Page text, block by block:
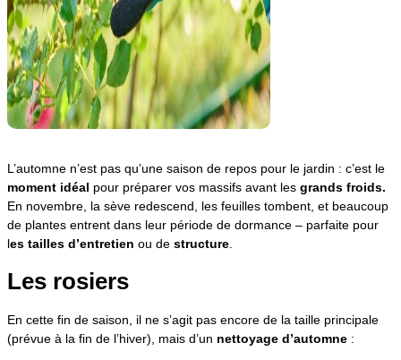
L’automne n’est pas qu’une saison de repos pour le jardin : c’est le
moment idéal pour préparer vos massifs avant les grands froids.
En novembre, la sève redescend, les feuilles tombent, et beaucoup
de plantes entrent dans leur période de dormance – parfaite pour
les tailles d’entretien ou de structure
Les rosiers
En cette fin de saison, il ne s’agit pas encore de la taille principale
(prévue à la fin de l’hiver), mais d’un nettoyage d’automne :